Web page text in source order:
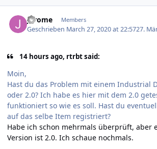
Jerome Members
Geschrieben March 27, 2020 at 22:5727.
14 hours ago, rtrbt said:
Moin,
Hast du das Problem mit einem Industrial
oder 2.0? Ich habe es hier mit dem 2.0
funktioniert so wie es soll. Hast du
auf das selbe Item registriert?
Habe ich schon mehrmals überprüft, aber
Version ist 2.0. Ich schaue nochmals.